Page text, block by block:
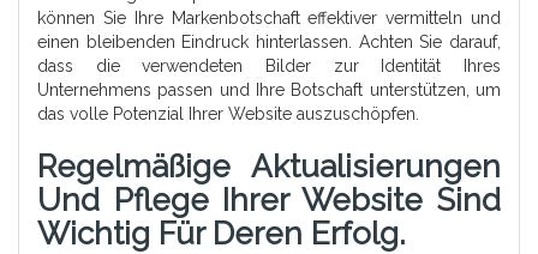
können Sie Ihre Markenbotschaft effektiver vermitteln und
einen bleibenden Eindruck hinterlassen. Achten Sie darauf,
dass die verwendeten Bilder zur Identität Ihres
Unternehmens passen und Ihre Botschaft unterstützen, um
das volle Potenzial Ihrer Website auszuschöpfen.
Regelmäßige Aktualisierungen
Und Pflege Ihrer Website Sind
Wichtig Für Deren Erfolg.